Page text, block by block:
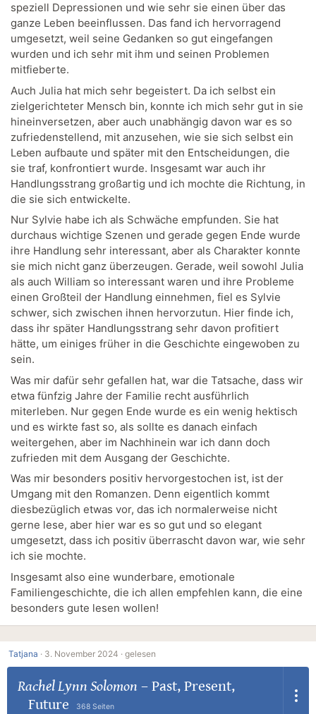
speziell Depressionen und wie sehr sie einen über das
ganze Leben beeinflussen. Das fand ich hervorragend
umgesetzt, weil seine Gedanken so gut eingefangen
wurden und ich sehr mit ihm und seinen Problemen
mitfieberte.
Auch Julia hat mich sehr begeistert. Da ich selbst ein
zielgerichteter Mensch bin, konnte ich mich sehr gut in sie
hineinversetzen, aber auch unabhängig davon war es so
zufriedenstellend, mit anzusehen, wie sie sich selbst ein
Leben aufbaute und später mit den Entscheidungen, die
sie traf, konfrontiert wurde. Insgesamt war auch ihr
Handlungsstrang großartig und ich mochte die Richtung, in
die sie sich entwickelte.
Nur Sylvie habe ich als Schwäche empfunden. Sie hat
durchaus wichtige Szenen und gerade gegen Ende wurde
ihre Handlung sehr interessant, aber als Charakter konnte
sie mich nicht ganz überzeugen. Gerade, weil sowohl Julia
als auch William so interessant waren und ihre Probleme
einen Großteil der Handlung einnehmen, fiel es Sylvie
schwer, sich zwischen ihnen hervorzutun. Hier finde ich,
dass ihr später Handlungsstrang sehr davon profitiert
hätte, um einiges früher in die Geschichte eingewoben zu
sein.
Was mir dafür sehr gefallen hat, war die Tatsache, dass wir
etwa fünfzig Jahre der Familie recht ausführlich
miterleben. Nur gegen Ende wurde es ein wenig hektisch
und es wirkte fast so, als sollte es danach einfach
weitergehen, aber im Nachhinein war ich dann doch
zufrieden mit dem Ausgang der Geschichte.
Was mir besonders positiv hervorgestochen ist, ist der
Umgang mit den Romanzen. Denn eigentlich kommt
diesbezüglich etwas vor, das ich normalerweise nicht
gerne lese, aber hier war es so gut und so elegant
umgesetzt, dass ich positiv überrascht davon war, wie sehr
ich sie mochte.
Insgesamt also eine wunderbare, emotionale
Familiengeschichte, die ich allen empfehlen kann, die eine
besonders gute lesen wollen!
Tatjana · 3. November 2024 · gelesen
Rachel Lynn Solomon – Past, Present,
Future
368 Seiten